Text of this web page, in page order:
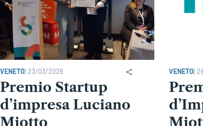
VENETO 23/03/2026
Premio Startup
d’impresa Luciano
Miotto
VENETO